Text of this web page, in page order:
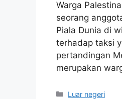
Warga
seorang
Piala Dunia di
terhadap taksi
pertandingan
merupakan
Kategori
Luar negeri